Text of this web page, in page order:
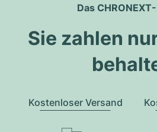
Das
Sie zahlen
Kostenloser Versand